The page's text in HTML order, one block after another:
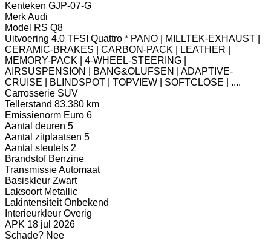
Kenteken GJP-07-G
MerkAudi
Model RS Q8
Uitvoering 4.0 TFSI Quattro * PANO | MILLTEK-EXHAUST |
CERAMIC-BRAKES | CARBON-PACK | LEATHER |
MEMORY-PACK | 4-WHEEL-STEERING |
AIRSUSPENSION | BANG&OLUFSEN | ADAPTIVE-
CRUISE | BLINDSPOT | TOPVIEW | SOFTCLOSE | ....
Carrosserie SUV
Tellerstand 83.380 km
Emissienorm Euro 6
Aantal deuren 5
Aantal zitplaatsen 5
Aantal sleutels 2
Brandstof Benzine
TransmissieAutomaat
Basiskleur Zwart
Laksoort Metallic
Lakintensiteit Onbekend
Interieurkleur Overig
APK 18 jul 2026
Schade? Nee